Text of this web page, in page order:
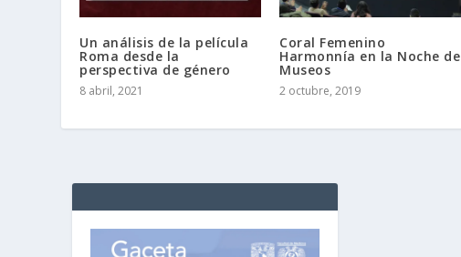
Un análisis de la película
Roma desde la
perspectiva de género
8 abril, 2021
Coral Femenino
Harmonnía en la Noche de
Museos
2 octubre, 2019